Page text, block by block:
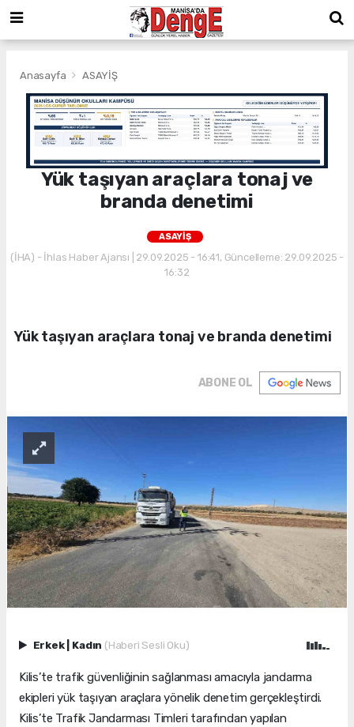
Anasayfa ASAYİŞ
Yük taşıyan araçlara tonaj ve
branda denetimi
ASAYİŞ
(İHA) - İhlas Haber Ajansı | 29.09.2025 - 16:41, Güncelleme: 29.09.2025 -
16:32
Yük taşıyan araçlara tonaj ve branda denetimi
ABONE OL
Erkek Kadın (Haberi Sesli Oku)
Kilis’te trafik güvenliğinin sağlanması amacıyla jandarma
ekipleri yük taşıyan araçlara yönelik denetim gerçekleştirdi.
Kilis’te Trafik Jandarması Timleri tarafından yapılan